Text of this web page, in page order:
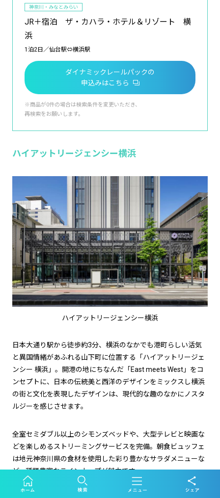
神奈川・みなとみらい
JR＋宿泊 ザ・カハラ・ホテル＆リゾート 横
浜
1泊2日／仙台駅⇔横浜駅
ダイナミックレールパックの
申込みはこちら
※商品が0件の場合は検索条件を変更いただき、
再検索をお願いします。
ハイアットリージェンシー横浜
ハイアットリージェンシー横浜
日本大通り駅から徒歩約3分、横浜のなかでも港町らしい活気
と異国情緒があふれる山下町に位置する「ハイアットリージェ
ンシー 横浜」。開港の地にちなんだ「East meets West」をコ
ンセプトに、日本の伝統美と西洋のデザインをミックスし横浜
の街と文化を表現したデザインは、現代的な趣のなかにノスタ
ルジーを感じさせます。
全室セミダブル以上のシモンズベッドや、大型テレビと映画な
どを楽しめるストリーミングサービスを完備。朝食ビュッフェ
は地元神奈川県の食材を使用した彩り豊かなサラダメニューな
ど、種類豊富なラインナップが魅力です。